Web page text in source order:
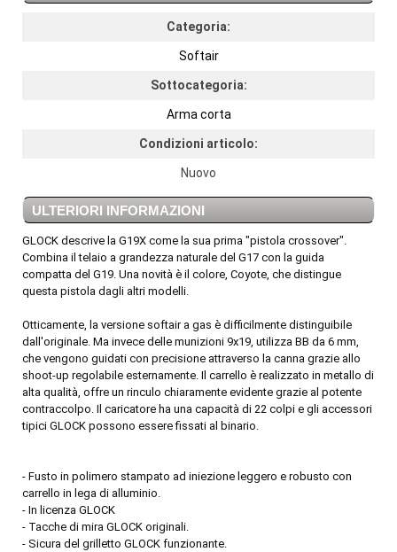
Categoria:
Softair
Sottocategoria:
Arma corta
Condizioni articolo:
Nuovo
ULTERIORI INFORMAZIONI
GLOCK descrive la G19X come la sua prima "pistola crossover".
Combina il telaio a grandezza naturale del G17 con la guida
compatta del G19. Una novità è il colore, Coyote, che distingue
questa pistola dagli altri modelli.
Otticamente, la versione softair a gas è difficilmente distinguibile
dall'originale. Ma invece delle munizioni 9x19, utilizza BB da 6 mm,
che vengono guidati con precisione attraverso la canna grazie allo
shoot-up regolabile esternamente. Il carrello è realizzato in metallo di
alta qualità, offre un rinculo chiaramente evidente grazie al potente
contraccolpo. Il caricatore ha una capacità di 22 colpi e gli accessori
tipici GLOCK possono essere fissati al binario.
- Fusto in polimero stampato ad iniezione leggero e robusto con
carrello in lega di alluminio.
- In licenza GLOCK
- Tacche di mira GLOCK originali.
- Sicura del grilletto GLOCK funzionante.